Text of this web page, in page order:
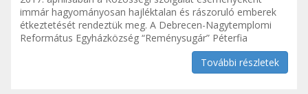
immár hagyományosan hajléktalan és rászoruló emberek
étkeztetését rendeztük meg. A Debrecen-Nagytemplomi
Református Egyházközség “Reménysugár” Péterfia
További részletek